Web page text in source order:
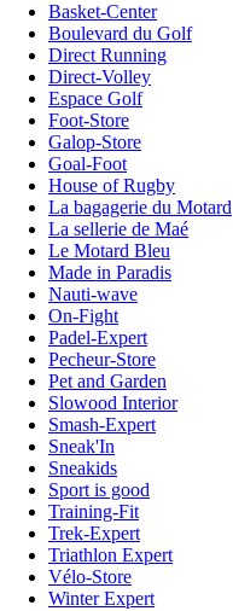
Basket-Center
Boulevard du Golf
Direct Running
Direct-Volley
Espace Golf
Foot-Store
Galop-Store
Goal-Foot
House of Rugby
La bagagerie du Motard
La sellerie de Maé
Le Motard Bleu
Made in Paradis
Nauti-wave
On-Fight
Padel-Expert
Pecheur-Store
Pet and Garden
Slowood Interior
Smash-Expert
Sneak'In
Sneakids
Sport is good
Training-Fit
Trek-Expert
Triathlon Expert
Vélo-Store
Winter Expert